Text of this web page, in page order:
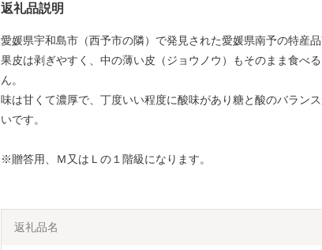
返礼品説明
愛媛県宇和島市（西予市の隣）で発見された愛媛県南予の特産品
果皮は剥ぎやすく、中の薄い皮（ジョウノウ）もそのまま食べ
ん。
味は甘くて濃厚で、丁度いい程度に酸味があり糖と酸のバラン
いです。
※贈答用、Ｍ又はＬの１階級になります。
返礼品名